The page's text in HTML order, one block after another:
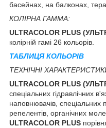
басейнах, на балконах,
КОЛІРНА ГАММА:
ULTRACOLOR PLUS
колірній гамі 26 кольорів.
ТАБЛИЦЯ КОЛЬОРІВ
ТЕХНІЧНІ
ULTRACOLOR PLUS
спеціальних гідравлічних
наповнювачів, спеціальних
репелентів, органічних
ULTRACOLOR PLUS